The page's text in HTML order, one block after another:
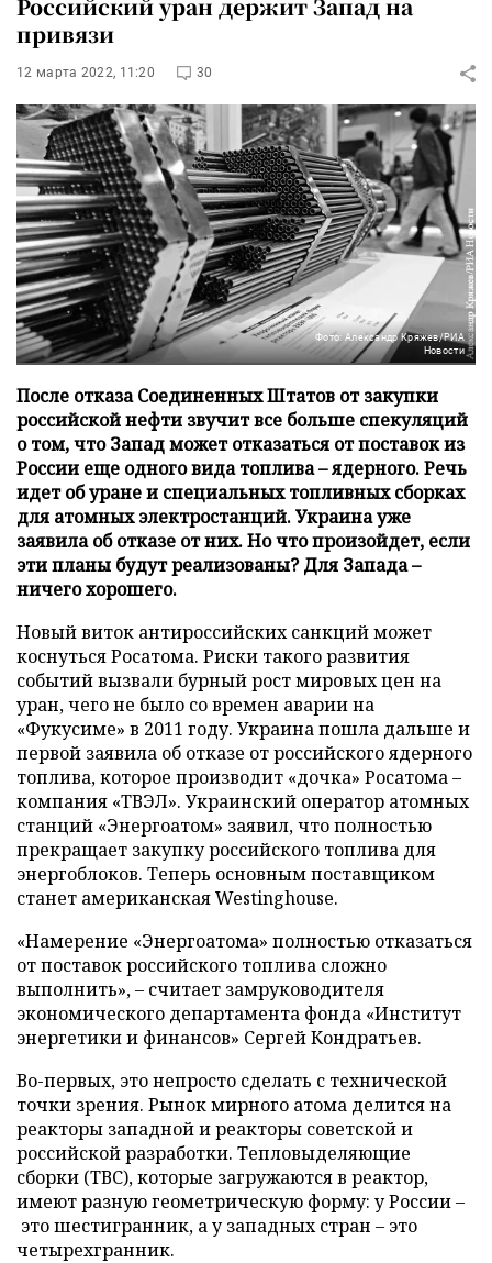
Российский уран держит Запад на
привязи
12 марта 2022, 11:20 30
Фото: Александр Кряжев/РИА
Новости
После отказа Соединенных Штатов от закупки
российской нефти звучит все больше спекуляций
о том, что Запад может отказаться от поставок из
России еще одного вида топлива – ядерного. Речь
идет об уране и специальных топливных сборках
для атомных электростанций. Украина уже
заявила об отказе от них. Но что произойдет, если
эти планы будут реализованы? Для Запада –
ничего хорошего.
Новый виток антироссийских санкций может
коснуться Росатома. Риски такого развития
событий вызвали бурный рост мировых цен на
уран, чего не было со времен аварии на
«Фукусиме» в 2011 году. Украина пошла дальше и
первой заявила об отказе от российского ядерного
топлива, которое производит «дочка» Росатома –
компания «ТВЭЛ». Украинский оператор атомных
станций «Энергоатом» заявил, что полностью
прекращает закупку российского топлива для
энергоблоков. Теперь основным поставщиком
станет американская Westinghouse.
«Намерение «Энергоатома» полностью отказаться
от поставок российского топлива сложно
выполнить», – считает замруководителя
экономического департамента фонда «Институт
энергетики и финансов» Сергей Кондратьев.
Во-первых, это непросто сделать с технической
точки зрения. Рынок мирного атома делится на
реакторы западной и реакторы советской и
российской разработки. Тепловыделяющие
сборки (ТВС), которые загружаются в реактор,
имеют разную геометрическую форму: у России –
это шестигранник, а у западных стран – это
четырехгранник.